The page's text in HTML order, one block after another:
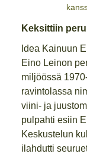
Keksittiin
Idea Kainuun
Eino Leinon
miljöössä
ravintolassa
viini- ja
pulpahti esiin
Keskustelun
ilahdutti